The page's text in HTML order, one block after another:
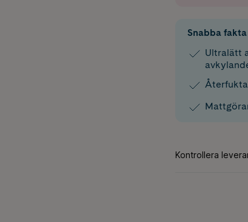
Snabba fakta
Ultralätt